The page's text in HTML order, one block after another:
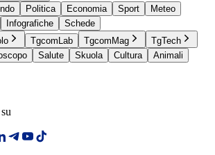
Politica Economia Sport
Meteo
Infografiche
Schede
TgcomLab TgcomMag
TgTech
Salute Skuola Cultura
Animali